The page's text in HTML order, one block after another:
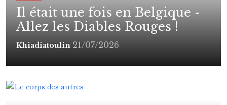
Il était une fois en Belgique -
Allez les Diables Rouges !
Khiadiatoulin 21/07/2026